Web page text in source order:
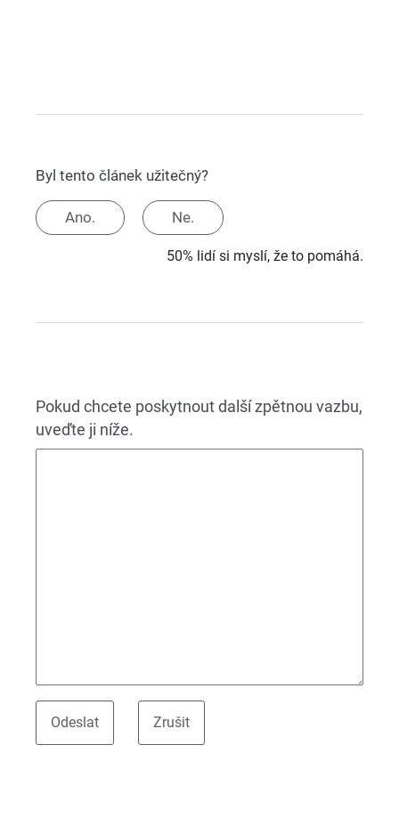
Byl tento článek užitečný?
Ano. Ne.
50% lidí si myslí, že to pomáhá.
Pokud chcete poskytnout další zpětnou vazbu,
uveďte ji níže.